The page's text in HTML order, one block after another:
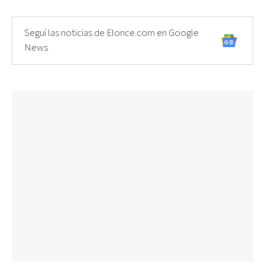
Seguí las noticias de Elonce.com en Google
News